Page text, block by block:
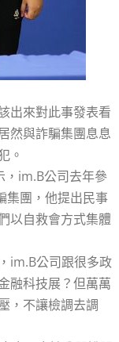
出來對此事發表看
然與詐騙集團息息
。
，im.B公司去年參
集團，他提出民事
以自救會方式集體
im.B公司跟很多政
融科技展？但萬萬
，不讓檢調去調